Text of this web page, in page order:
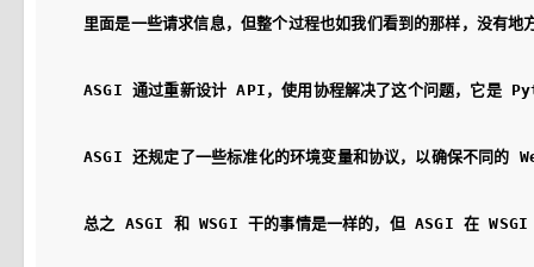
里面是一些请求信息，但整个过程也如我们看到的那样，没有
ASGI 通过重新设计 API，使用协程解决了这个问题，它是
ASGI 还规定了一些标准化的环境变量和协议，以确保不同
总之 ASGI 和 WSGI 干的事情是一样的，但 ASGI 在 WSGI